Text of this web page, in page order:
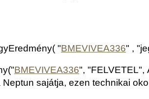
"BMEVIVEA336
BMEVIVEA336", "FELVETEL",
Neptun sajátja, ezen technikai